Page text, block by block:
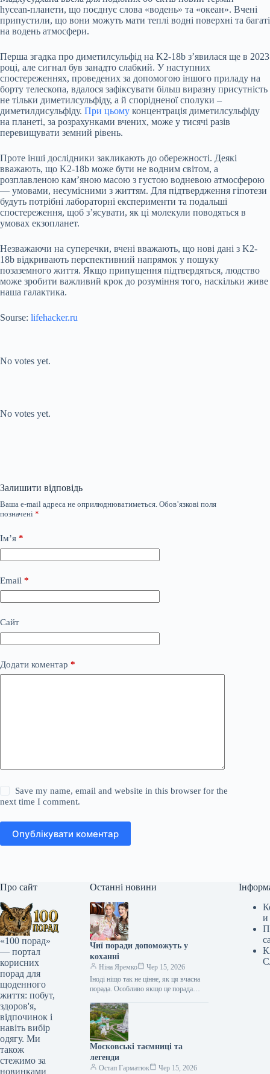
hycean-планети, що поєднує слова «водень» та «океан». Вчені
припустили, що вони можуть мати теплі водні поверхні та багаті
на водень атмосфери.
Перша згадка про диметилсульфід на K2-18b з’явилася ще в 2023
році, але сигнал був занадто слабкий. У наступних
спостереженнях, проведених за допомогою іншого приладу на
борту телескопа, вдалося зафіксувати більш виразну присутність
не тільки диметилсульфіду, а й спорідненої сполуки –
диметилдисульфіду. При цьому концентрація диметилсульфіду
на планеті, за розрахунками вчених, може у тисячі разів
перевищувати земний рівень.
Проте інші дослідники закликають до обережності. Деякі
вважають, що K2-18b може бути не водним світом, а
розплавленою кам’яною масою з густою водневою атмосферою
— умовами, несумісними з життям. Для підтвердження гіпотези
будуть потрібні лабораторні експерименти та подальші
спостереження, щоб з’ясувати, як ці молекули поводяться в
умовах екзопланет.
Незважаючи на суперечки, вчені вважають, що нові дані з K2-
18b відкривають перспективний напрямок у пошуку
позаземного життя. Якщо припущення підтвердяться, людство
може зробити важливий крок до розуміння того, наскільки живе
наша галактика.
Sourse: lifehacker.ru
No votes yet.
No votes yet.
Залишити відповідь
Ваша e-mail адреса не оприлюднюватиметься. Обов’язкові поля
позначені *
Ім’я *
Email *
Сайт
Додати коментар *
Save my name, email and website in this browser for the
next time I comment.
Опублікувати коментар
Про сайт
«100 порад»
— портал
корисних
порад для
щоденного
життя: побут,
здоров'я,
відпочинок і
навіть вибір
одягу. Ми
також
стежимо за
новинками
Останні новини
Чиї поради допоможуть у
коханні
Ніна Яремко
Чер 15, 2026
Іноді ніщо так не цінне, як ця вчасна
порада. Особливо якщо це порада
косметолога, тренера, стиліста…
Московські таємниці та
легенди
Остап Гарматюк Чер 15, 2026
и